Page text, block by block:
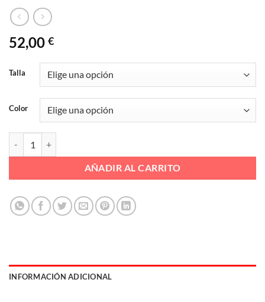
52,00 €
Talla
Color
AÑADIR AL CARRITO
INFORMACIÓN ADICIONAL